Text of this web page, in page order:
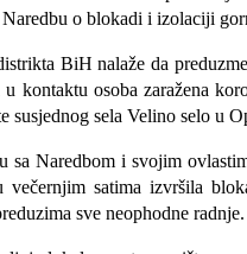
o blokadi i izolaciji
BiH nalaže da
kontaktu osoba zaražena
susjednog sela Velino selo u
Naredbom i svojim
satima izvršila
sve neophodne radnje.